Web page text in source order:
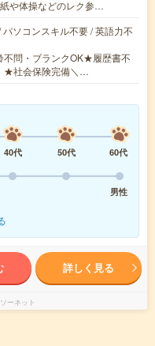
や体操などのレク参…
ソコンスキル不要 / 英語力不
問・ブランクOK★履歴書不
★社会保険完備＼…
40代 50代
60代
男性
詳しく見る
ーネット